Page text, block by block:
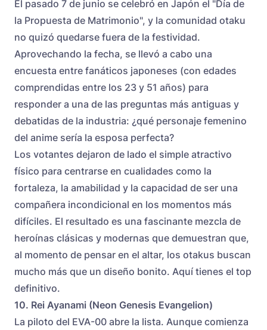
El pasado 7 de junio se celebró en Japón el "Día de
la Propuesta de Matrimonio", y la comunidad otaku
no quizó quedarse fuera de la festividad.
Aprovechando la fecha, se llevó a cabo una
encuesta entre fanáticos japoneses (con edades
comprendidas entre los 23 y 51 años) para
responder a una de las preguntas más antiguas y
debatidas de la industria: ¿qué personaje femenino
del anime sería la esposa perfecta?
Los votantes dejaron de lado el simple atractivo
físico para centrarse en cualidades como la
fortaleza, la amabilidad y la capacidad de ser una
compañera incondicional en los momentos más
difíciles. El resultado es una fascinante mezcla de
heroínas clásicas y modernas que demuestran que,
al momento de pensar en el altar, los otakus buscan
mucho más que un diseño bonito. Aquí tienes el top
definitivo.
10. Rei Ayanami (Neon Genesis Evangelion)
La piloto del EVA-00 abre la lista. Aunque comienza